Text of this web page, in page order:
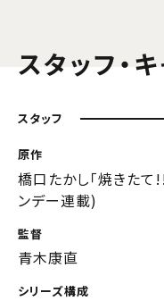
スタッフ・
スタッフ
原作
橋口たかし「焼きた
ンデー連載)
監督
青木康直
シリーズ構成